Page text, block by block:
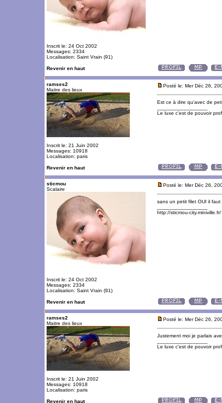
Inscrit le: 24 Oct 2002
Messages: 2334
Localisation: Saint Vrain (91)
Revenir en haut
ramses2
Maitre des lieux
Inscrit le: 21 Juin 2002
Messages: 10918
Localisation: paris
Posté le: Mer Déc 26,
Est ce à dire qu'avec de
Le luxe c'est de pouvoir
Revenir en haut
sticmou
Scalaire
Inscrit le: 24 Oct 2002
Messages: 2334
Localisation: Saint Vrain (91)
Posté le: Mer Déc 26,
sans un petit filet OUI il faut
http://sticmou-city.miniville.fr/
Revenir en haut
ramses2
Maitre des lieux
Inscrit le: 21 Juin 2002
Messages: 10918
Localisation: paris
Posté le: Mer Déc 26,
Justement moi je parlais
Le luxe c'est de pouvoir
Revenir en haut